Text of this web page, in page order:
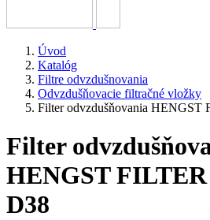
Úvod
Katalóg
Filtre odvzdušnovania
Odvzdušňovacie filtračné vložky
Filter odvzdušňovania
Filter
HENGST
D38